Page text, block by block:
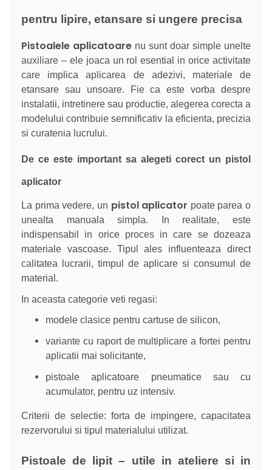
pentru lipire, etansare si ungere precisa
Pistoalele aplicatoare nu sunt doar simple unelte
auxiliare – ele joaca un rol esential in orice activitate
care implica aplicarea de adezivi, materiale de
etansare sau unsoare. Fie ca este vorba despre
instalatii, intretinere sau productie, alegerea corecta a
modelului contribuie semnificativ la eficienta, precizia
si curatenia lucrului.
De ce este important sa alegeti corect un pistol
aplicator
La prima vedere, un pistol aplicator poate parea o
unealta manuala simpla. In realitate, este
indispensabil in orice proces in care se dozeaza
materiale vascoase. Tipul ales influenteaza direct
calitatea lucrarii, timpul de aplicare si consumul de
material.
In aceasta categorie veti regasi:
modele clasice pentru cartuse de silicon,
variante cu raport de multiplicare a fortei pentru
aplicatii mai solicitante,
pistoale aplicatoare pneumatice sau cu
acumulator, pentru uz intensiv.
Criterii de selectie: forta de impingere, capacitatea
rezervorului si tipul materialului utilizat.
Pistoale de lipit – utile in ateliere si in